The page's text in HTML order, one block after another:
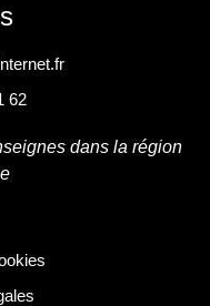
62
dans la région